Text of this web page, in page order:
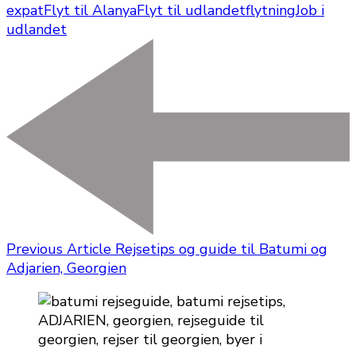
expatFlyt til AlanyaFlyt til udlandetflytningJob i
udlandet
Previous Article Rejsetips og guide til Batumi og
Adjarien, Georgien